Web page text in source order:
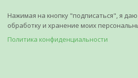
Нажимая на кнопку "подписаться", я даю
обработку и хранение моих
Политика конфиденциальности